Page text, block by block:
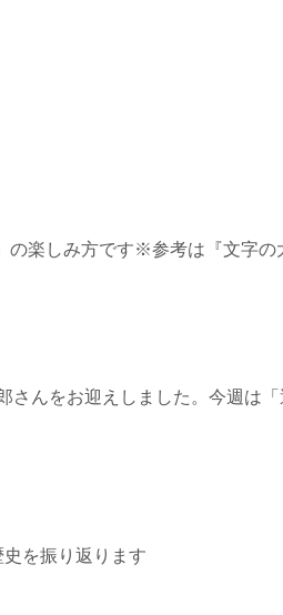
楽しみ方です※参考は『文字の
んをお迎えしました。今週は
を振り返ります